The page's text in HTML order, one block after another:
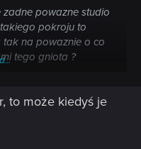
zadne powazne studio
pokroju to
na powaznie o co
tego gniota ?
na smietniku
nigdy nei
to może kiedyś je